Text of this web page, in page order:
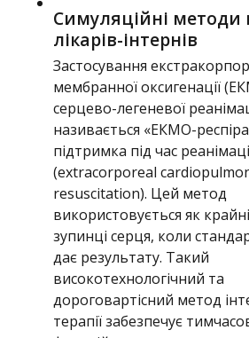
Симуляційні методи
лікарів-інтернів
Застосування
мембранної оксигенації
серцево-легеневої
називається «ЕКМО-
підтримка під час
(extracorporeal
resuscitation). Цей метод
використовується як
зупинці серця, коли
дає результату. Такий
високотехнологічний та
дороговартісний метод
терапії забезпечує